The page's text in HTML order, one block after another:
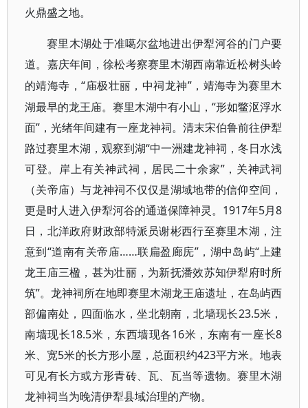
火鼎盛之地。
赛里木湖处于准噶尔盆地进出伊犁河谷的门户要
道。嘉庆年间，徐松考察赛里木湖西南靠近松树头岭
的靖海寺，“庙极壮丽，中祠龙神”，靖海寺为赛里木
湖最早的龙王庙。赛里木湖中有小山，“形如鳖沤浮水
面”，光绪年间建有一座龙神祠。清末宋伯鲁前往伊犁
路过赛里木湖，观察到湖“中一洲建龙神祠，冬日水浅
可登。岸上有关神武祠，居民二十余家”，关神武祠
（关帝庙）与龙神祠不仅仅是湖域地带的信仰空间，
更是时人进入伊犁河谷的通道保障神灵。1917年5月8
日，北洋政府财政部特派员谢彬西行至赛里木湖，注
意到“道南有关帝庙……联扁盈廊庑”，湖中岛屿“上建
龙王庙三楹，甚为壮丽，为新抚潘效苏知伊犁府时所
筑”。龙神祠所在地即赛里木湖龙王庙遗址，在岛屿西
部偏南处，四面临水，坐北朝南，北墙现长23.5米，
南墙现长18.5米，东西墙现各16米，东南有一座长8
米、宽5米的长方形小屋，总面积约423平方米。地表
可见有长方或方形青砖、瓦、瓦当等遗物。赛里木湖
龙神祠当为晚清伊犁县域治理的产物。